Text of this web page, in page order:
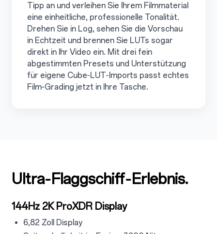
Tipp an und verleihen Sie Ihrem Filmmaterial
eine einheitliche, professionelle Tonalität.
Drehen Sie in Log, sehen Sie die Vorschau
in Echtzeit und brennen Sie LUTs sogar
direkt in Ihr Video ein. Mit drei fein
abgestimmten Presets und Unterstützung
für eigene Cube‑LUT‑Imports passt echtes
Film‑Grading jetzt in Ihre Tasche.
Ultra‑Flaggschiff‑Erlebnis.
4.1
144Hz 2K ProXDR Display
4.1.1
6,82 Zoll Display